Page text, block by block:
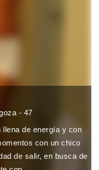
- 47
llena de energía y con
con un chico
de salir, en busca de